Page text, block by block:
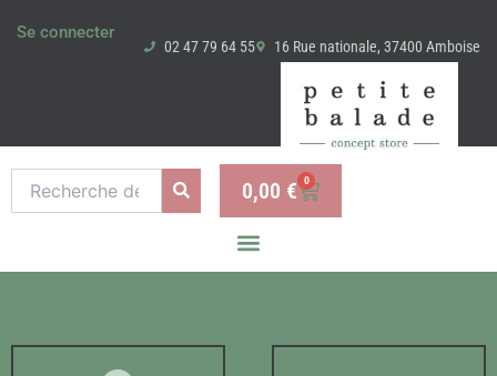
Se connecter
02 47 79 64 55 16 Rue nationale, 37400 Amboise
pour :
0,00 € 0
Panier